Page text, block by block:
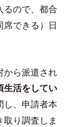
るので、都合
できる）日
から派遣され
生活をしてい
し、申請者本
り調査しま